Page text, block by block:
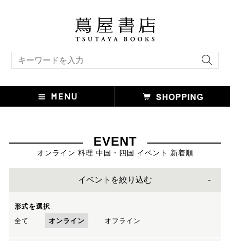
EVENT
オンライン 料理 中国・四国 イベント 新着順
イベントを絞り込む
形式を選択
全て
オンライン オフライン